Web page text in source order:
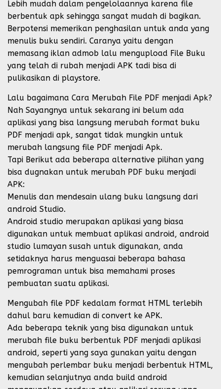
Lebih mudah dalam pengelolaannya karena file
berbentuk apk sehingga sangat mudah di bagikan.
Berpotensi memerikan penghasilan untuk anda yang
menulis buku sendiri. Caranya yaitu dengan
memasang iklan admob lalu mengupload File Buku
yang telah di rubah menjadi APK tadi bisa di
pulikasikan di playstore.
Lalu bagaimana Cara Merubah File PDF menjadi Apk?
Nah Sayangnya untuk sekarang ini belum ada
aplikasi yang bisa langsung merubah format buku
PDF menjadi apk, sangat tidak mungkin untuk
merubah langsung file PDF menjadi Apk.
Tapi Berikut ada beberapa alternative pilihan yang
bisa dugnakan untuk merubah PDF buku menjadi
APK:
Menulis dan mendesain ulang buku langsung dari
android Studio.
Android studio merupakan aplikasi yang biasa
digunakan untuk membuat aplikasi android, android
studio lumayan susah untuk digunakan, anda
setidaknya harus menguasai beberapa bahasa
pemrograman untuk bisa memahami proses
pembuatan suatu aplikasi.
Mengubah file PDF kedalam format HTML terlebih
dahul baru kemudian di convert ke APK.
Ada beberapa teknik yang bisa digunakan untuk
merubah file buku berbentuk PDF menjadi aplikasi
android, seperti yang saya gunakan yaitu dengan
mengubah perlembar buku menjadi berbentuk HTML,
kemudian selanjutnya anda build android